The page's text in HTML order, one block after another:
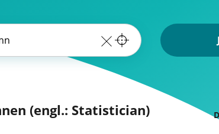
(engl.: Statistician)